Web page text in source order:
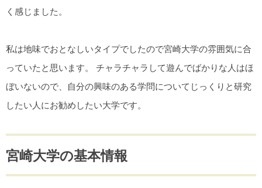
く感じました。
私は地味でおとなしいタイプでしたので宮崎大学の雰囲気に合
っていたと思います。 チャラチャラして遊んでばかりな人はほ
ぼいないので、自分の興味のある学問についてじっくりと研究
したい人にお勧めしたい大学です。
宮崎大学の基本情報